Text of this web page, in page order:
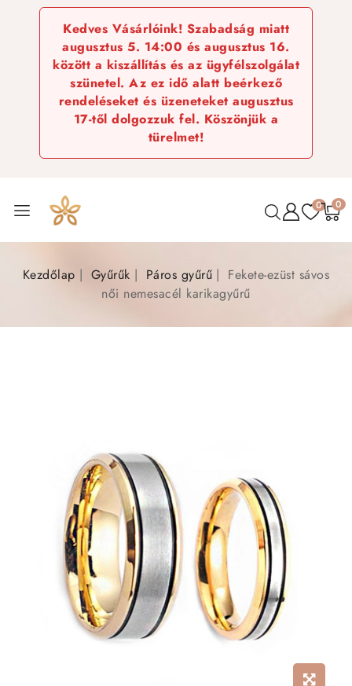
Kedves Vásárlóink! Szabadság miatt
augusztus 5. 14:00 és augusztus 16.
között a kiszállítás és az ügyfélszolgálat
szünetel. Az ez idő alatt beérkező
rendeléseket és üzeneteket augusztus
17-től dolgozzuk fel. Köszönjük a
türelmet!
0 0
Kezdőlap Gyűrűk Páros gyűrű
Fekete-ezüst sávos
női nemesacél karikagyűrű